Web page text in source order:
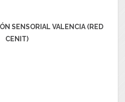
SENSORIAL VALENCIA (RED
CENIT)